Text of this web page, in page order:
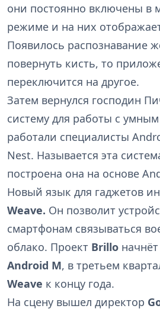
они постоянно включены в
режиме и на них
Появилось распознавание
повернуть кисть, то
переключится на другое.
Затем вернулся господин
систему для работы с
работали специалисты
Nest. Называется эта
построена она на основе
Новый язык для гаджетов
Weave. Он позволит
смартфонам связываться
облако. Проект Brillo
Android M, в третьем
Weave к концу года.
На сцену вышел директор